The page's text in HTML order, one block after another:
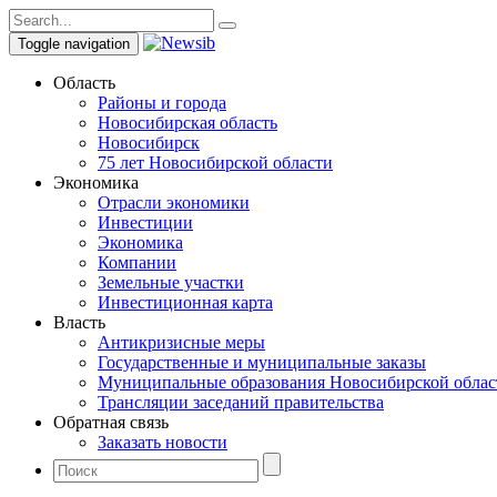
Toggle navigation
Область
Районы и города
Новосибирская область
Новосибирск
75 лет Новосибирской области
Экономика
Отрасли экономики
Инвестиции
Экономика
Компании
Земельные участки
Инвестиционная карта
Власть
Антикризисные меры
Государственные и муниципальные заказы
Муниципальные образования Новосибирской
Трансляции заседаний правительства
Обратная связь
Заказать новости